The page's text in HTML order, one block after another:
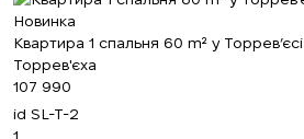
Новинка
Квартира 1 спальня 60 m² у Торрев’єсі
Торрев'єха
107 990
id SL-T-2
1